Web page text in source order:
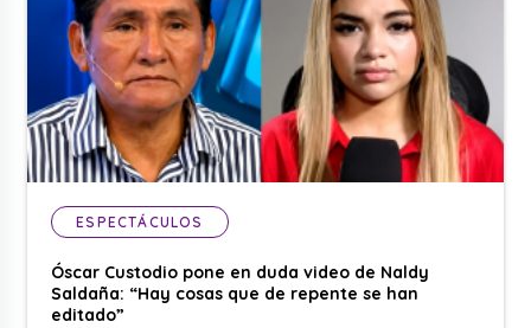
ESPECTÁCULOS
Óscar Custodio pone en duda video de Naldy
Saldaña: “Hay cosas que de repente se han
editado”